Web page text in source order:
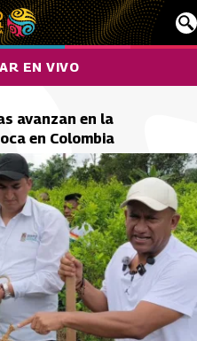
EN VIVO
avanzan en la
en Colombia